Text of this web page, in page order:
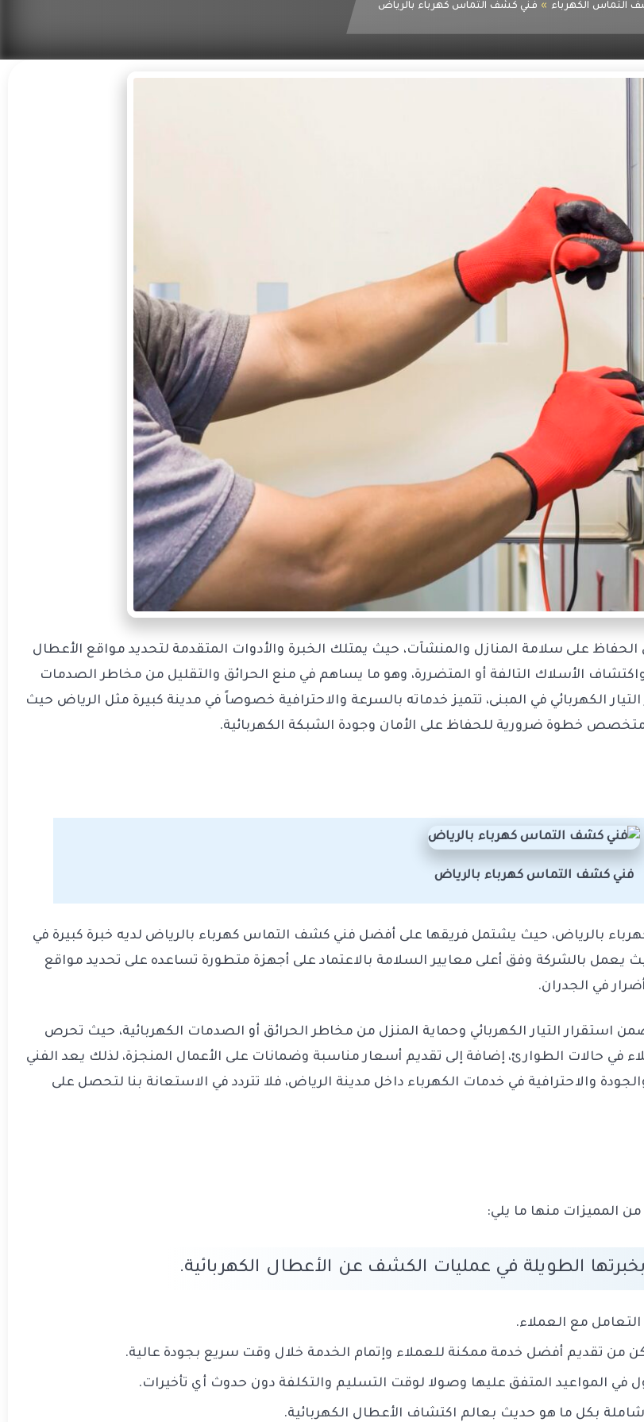
التماس الكهرباء فني كشف التماس كهرباء بالرياض
على سلامة المنازل والمنشآت، حيث يمتلك الخبرة والأدوات المتقدمة لتحديد مواقع الأعطال
الأسلاك التالفة أو المتضررة، وهو ما يساهم في منع الحرائق والتقليل من مخاطر الصدمات
الكهربائي في المبنى، تتميز خدماته بالسرعة والاحترافية خصوصاً في مدينة كبيرة مثل الرياض حيث
متخصص خطوة ضرورية للحفاظ على الأمان وجودة الشبكة الكهربائية.
فني كشف التماس كهرباء بالرياض
بالرياض، حيث يشتمل فريقها على أفضل فني كشف التماس كهرباء بالرياض لديه خبرة كبيرة في
بالشركة وفق أعلى معايير السلامة بالاعتماد على أجهزة متطورة تساعده على تحديد مواقع
في الجدران.
استقرار التيار الكهربائي وحماية المنزل من مخاطر الحرائق أو الصدمات الكهربائية، حيث تحرص
ساعة لتلبية احتياجات العملاء في حالات الطوارئ، إضافة إلى تقديم أسعار مناسبة وضمانات على الأعمال المنجزة، لذلك يعد الفني
والاحترافية في خدمات الكهرباء داخل مدينة الرياض، فلا تتردد في الاستعانة بنا لتحصل على
المميزات منها ما يلي:
الطويلة في عمليات الكشف عن الأعطال الكهربائية.
مع العملاء.
من تقديم أفضل خدمة ممكنة للعملاء وإتمام الخدمة خلال وقت سريع بجودة عالية.
في المواعيد المتفق عليها وصولا لوقت التسليم والتكلفة دون حدوث أي تأخيرات.
بكل ما هو حديث بعالم اكتشاف الأعطال الكهربائية.